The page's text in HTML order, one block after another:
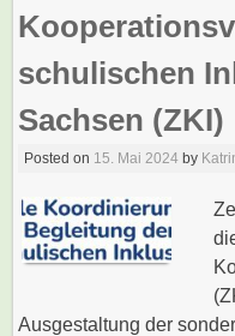
schulischen
Sachsen (ZKI)
Posted on 15. Mai 2024 by
Ausgestaltung der